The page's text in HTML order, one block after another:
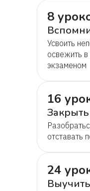
8
Усвоить
освежить
экзаменом
16
отставать
24